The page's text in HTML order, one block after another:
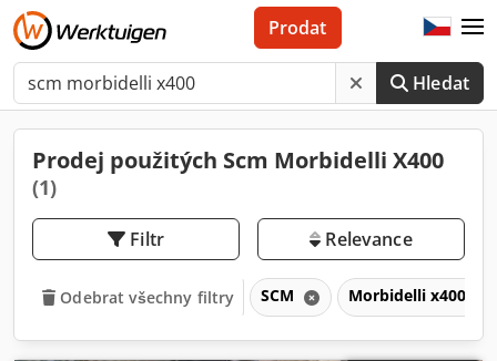
Hledat
Prodat
Prodej použitých Scm Morbidelli X400
(1)
Filtr Relevance
Odebrat všechny filtry SCM Morbidelli x400